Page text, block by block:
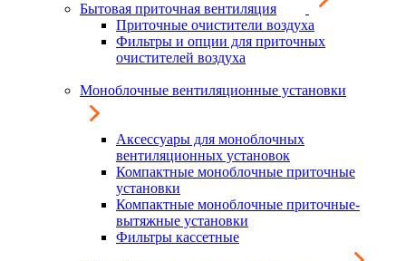
Бытовая приточная вентиляция
Приточные очистители воздуха
Фильтры и опции для приточных
очистителей воздуха
Моноблочные вентиляционные установки
Аксессуары для моноблочных
вентиляционных установок
Компактные моноблочные приточные
установки
Компактные моноблочные приточные-
вытяжные установки
Фильтры кассетные